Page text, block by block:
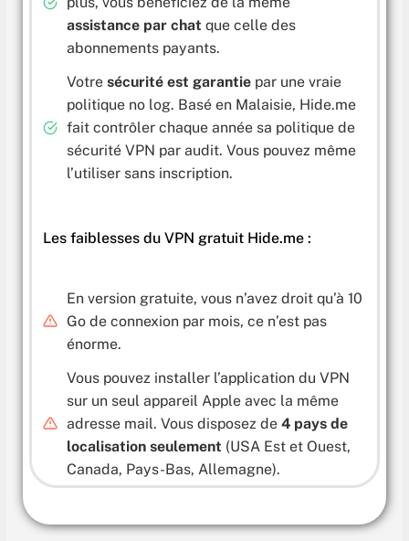
assistance par chat que celle des
abonnements payants.
Votre sécurité est garantiepar une vraie
politique no log. Basé en Malaisie, Hide.me
fait contrôler chaque année sa politique de
sécurité VPN par audit. Vous pouvez même
l’utiliser sans inscription.
Les faiblesses du VPN gratuit Hide.me :
En version gratuite, vous n’avez droit qu’à 10
Go de connexion par mois, ce n’est pas
énorme.
Vous pouvez installer l’application du VPN
sur un seul appareil Apple avec la même
adresse mail. Vous disposez de 4 pays de
localisation seulement (USA Est et Ouest,
Canada, Pays-Bas, Allemagne).